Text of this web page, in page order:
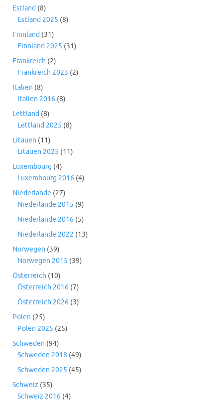
Estland (8)
Estland 2025 (8)
Finnland (31)
Finnland 2025 (31)
Frankreich (2)
Frankreich 2023 (2)
Italien (8)
Italien 2016 (8)
Lettland (8)
Lettland 2025 (8)
Litauen (11)
Litauen 2025 (11)
Luxembourg (4)
Luxembourg 2016 (4)
Niederlande (27)
Niederlande 2015 (9)
Niederlande 2016 (5)
Niederlande 2022 (13)
Norwegen (39)
Norwegen 2015 (39)
Österreich (10)
Österreich 2016 (7)
Österreich 2026 (3)
Polen (25)
Polen 2025 (25)
Schweden (94)
Schweden 2018 (49)
Schweden 2025 (45)
Schweiz (35)
Schweiz 2016 (4)